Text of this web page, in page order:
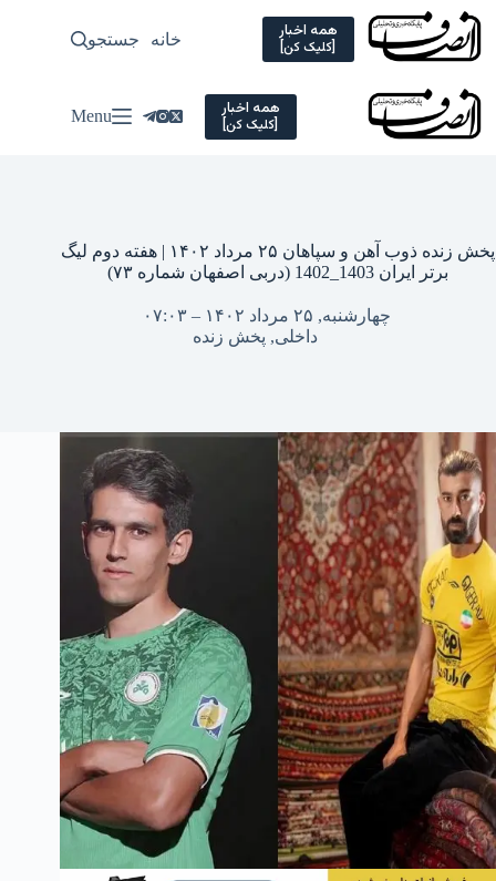
Skip
content
همه اخبار
[کلیک کن] خانه سیاسی
جستجو
همه اخبار
[کلیک کن] Menu
پخش زنده ذوب آهن و سپاهان ۲۵ مرداد ۱۴۰۲ | هفته دوم لیگ
برتر ایران 1403_1402 (دربی اصفهان شماره ۷۳)
چهارشنبه, ۲۵ مرداد ۱۴۰۲ – ۰۷:۰۳
داخلی, پخش زنده